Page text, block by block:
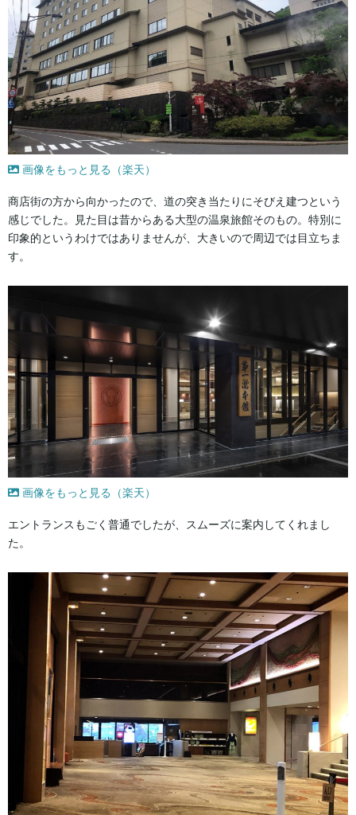
画像をもっと見る（楽天）
商店街の方から向かったので、道の突き当たりにそびえ建つという
感じでした。見た目は昔からある大型の温泉旅館そのもの。特別に
印象的というわけではありませんが、大きいので周辺では目立ちま
す。
画像をもっと見る（楽天）
エントランスもごく普通でしたが、スムーズに案内してくれまし
た。